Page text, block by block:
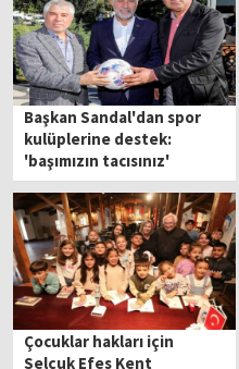
Başkan Sandal'dan spor
kulüplerine destek:
'başımızın tacısınız'
Çocuklar hakları için
Selçuk Efes Kent